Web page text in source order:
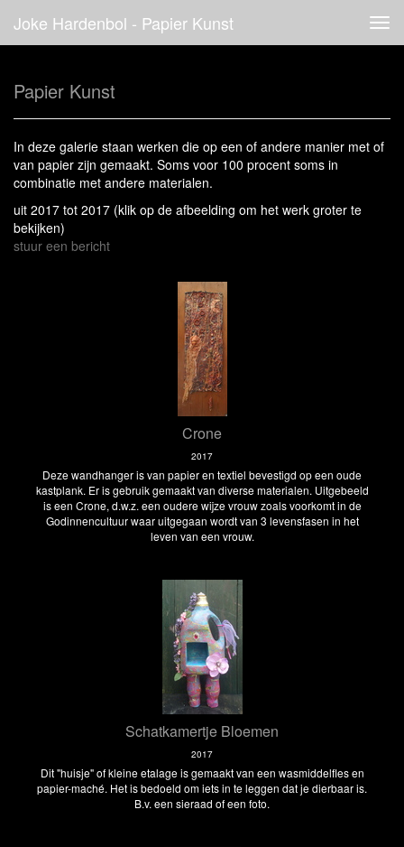
Joke Hardenbol - Papier Kunst
Papier Kunst
In deze galerie staan werken die op een of andere manier met of
van papier zijn gemaakt. Soms voor 100 procent soms in
combinatie met andere materialen.
uit 2017 tot 2017 (klik op de afbeelding om het werk groter te
bekijken)
stuur een bericht
Crone
2017
Deze wandhanger is van papier en textiel bevestigd op een oude
kastplank. Er is gebruik gemaakt van diverse materialen. Uitgebeeld
is een Crone, d.w.z. een oudere wijze vrouw zoals voorkomt in de
Godinnencultuur waar uitgegaan wordt van 3 levensfasen in het
leven van een vrouw.
Schatkamertje Bloemen
2017
Dit "huisje" of kleine etalage is gemaakt van een wasmiddelfles en
papier-maché. Het is bedoeld om iets in te leggen dat je dierbaar is.
B.v. een sieraad of een foto.